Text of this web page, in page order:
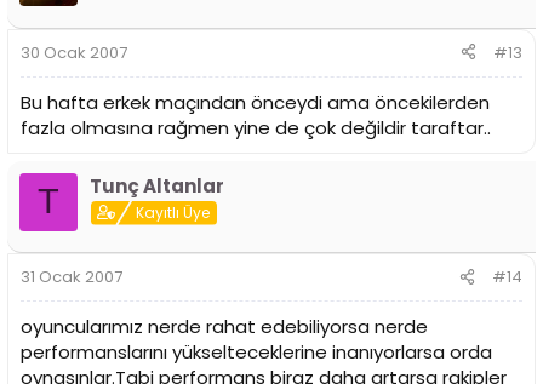
30 Ocak 2007 #13
Bu hafta erkek maçından önceydi ama öncekilerden
fazla olmasına rağmen yine de çok değildir taraftar..
T Tunç Altanlar
Kayıtlı Üye
31 Ocak 2007 #14
oyuncularımız nerde rahat edebiliyorsa nerde
performanslarını yükselteceklerine inanıyorlarsa orda
oynasınlar.Tabi performans biraz daha artarsa rakipler